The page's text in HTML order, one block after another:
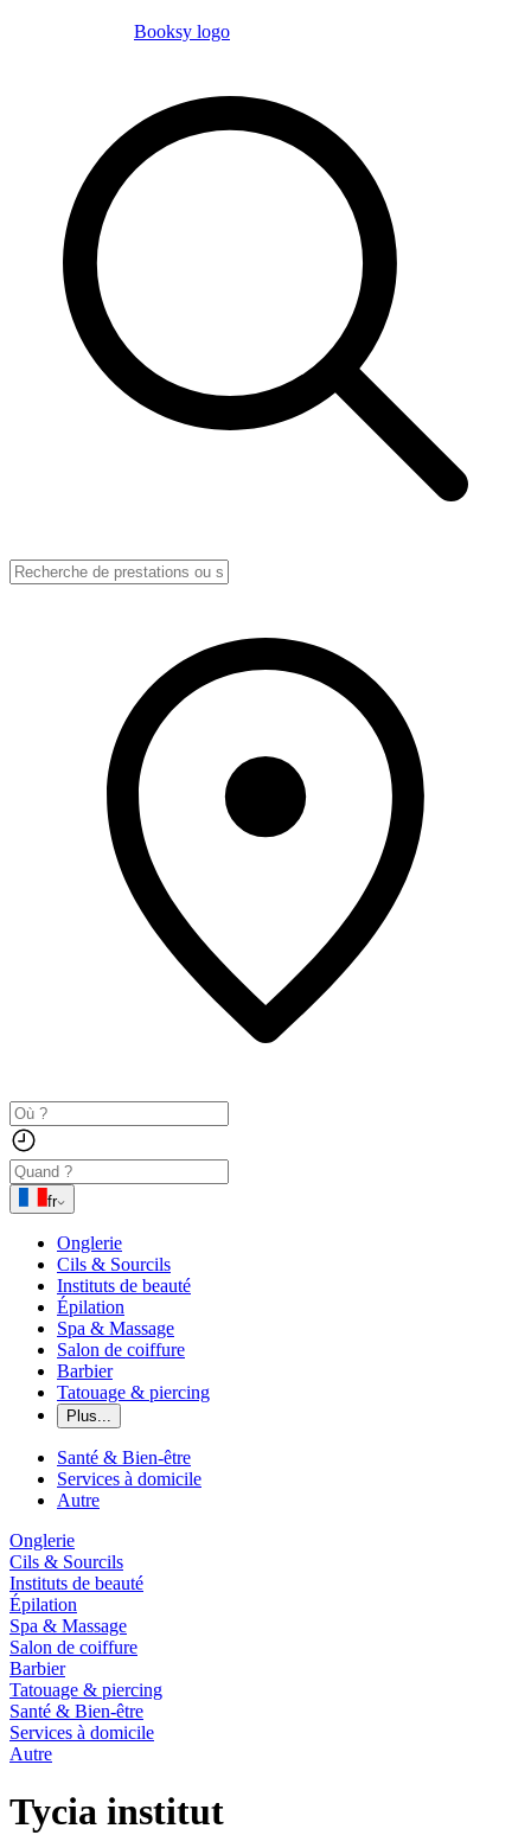
Booksy logo
fr
Onglerie
Cils & Sourcils
Instituts de beauté
Épilation
Spa & Massage
Salon de coiffure
Barbier
Tatouage & piercing
Plus...
Santé & Bien-être
Services à domicile
Autre
Onglerie
Cils & Sourcils
Instituts de beauté
Épilation
Spa & Massage
Salon de coiffure
Barbier
Tatouage & piercing
Santé & Bien-être
Services à domicile
Autre
Tycia institut